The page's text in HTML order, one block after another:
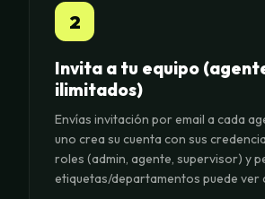
2
Invita a tu equipo
ilimitados)
Envías invitación por email a cada
uno crea su cuenta con sus
roles (admin, agente, supervisor) y
etiquetas/departamentos puede ver